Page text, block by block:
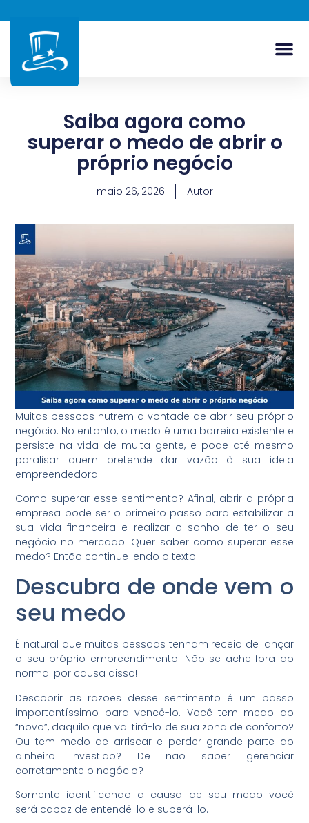
Saiba agora como
superar o medo de abrir o
próprio negócio
maio 26, 2026 Autor
Muitas pessoas nutrem a vontade de abrir seu próprio
negócio. No entanto, o medo é uma barreira existente e
persiste na vida de muita gente, e pode até mesmo
paralisar quem pretende dar vazão à sua ideia
empreendedora.
Como superar esse sentimento? Afinal, abrir a própria
empresa pode ser o primeiro passo para estabilizar a
sua vida financeira e realizar o sonho de ter o seu
negócio no mercado. Quer saber como superar esse
medo? Então continue lendo o texto!
Descubra de onde vem o
seu medo
É natural que muitas pessoas tenham receio de lançar
o seu próprio empreendimento. Não se ache fora do
normal por causa disso!
Descobrir as razões desse sentimento é um passo
importantíssimo para vencê-lo. Você tem medo do
“novo”, daquilo que vai tirá-lo de sua zona de conforto?
Ou tem medo de arriscar e perder grande parte do
dinheiro investido? De não saber gerenciar
corretamente o negócio?
Somente identificando a causa de seu medo você
será capaz de entendê-lo e superá-lo.